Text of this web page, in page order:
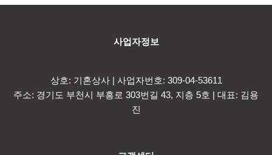
사업자정보
상호: 기혼상사 | 사업자번호: 309-04-53611
주소: 경기도 부천시 부흥로 303번길 43, 지층 5호 | 대표: 김용
진